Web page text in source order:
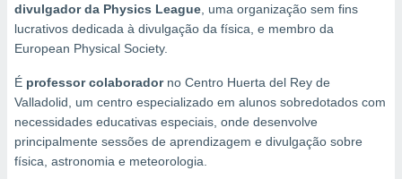
de alta
ao
a
todos os
ou
CONTINUAR
CONFIGURAÇÕES
divulgador da Physics League , uma organização sem fins
lucrativos dedicada à divulgação da física, e membro da
European Physical Society.
É professor colaboradorno Centro Huerta del Rey de
Valladolid, um centro especializado em alunos sobredotados com
necessidades educativas especiais, onde desenvolve
principalmente sessões de aprendizagem e divulgação sobre
física, astronomia e meteorologia.